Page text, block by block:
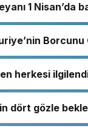
1 Nisan’da
Borcunu
herkesi
dört gözle